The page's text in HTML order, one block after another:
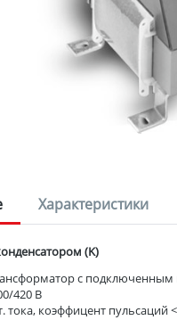
Характеристики
(K)
с
420 В
тока, коэффицент пульсаций